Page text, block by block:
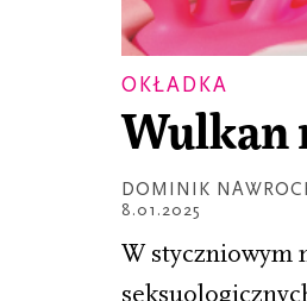
OKŁADKA
Wulkan
DOMINIK
8.01.2025
W styczniowym